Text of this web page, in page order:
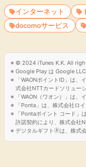
インターネット
docomoサービス
© 2024 iTunes K.K. All
Google Play は Google LLC
「WAONポイントID」は
式会社NTTカードソリュー
「WAON（ワオン）」は、
「Ponta」は、株式会社ロ
「Pontaポイント コード」
許諾契約により、株式会社
デジタルギフト🄬は、株式